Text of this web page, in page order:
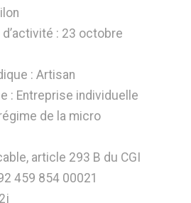
: 23 octobre
: Artisan
: Entreprise individuelle
de la micro
article 293 B du CGI
459 854 00021